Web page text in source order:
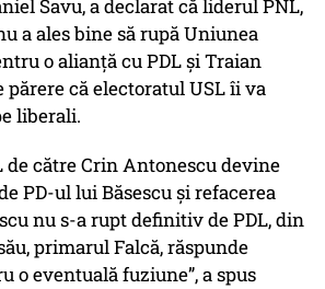
Savu, a declarat că liderul PNL,
a ales bine să rupă Uniunea
o alianță cu PDL și Traian
părere că electoratul USL îi va
liberali.
de către Crin Antonescu devine
PD-ul lui Băsescu și refacerea
nu s-a rupt definitiv de PDL, din
primarul Falcă, răspunde
o eventuală fuziune”, a spus